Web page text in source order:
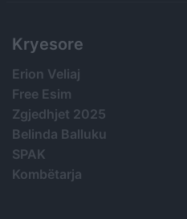
Kryesore
Erion Veliaj
Free Esim
Zgjedhjet 2025
Belinda Balluku
SPAK
Kombëtarja